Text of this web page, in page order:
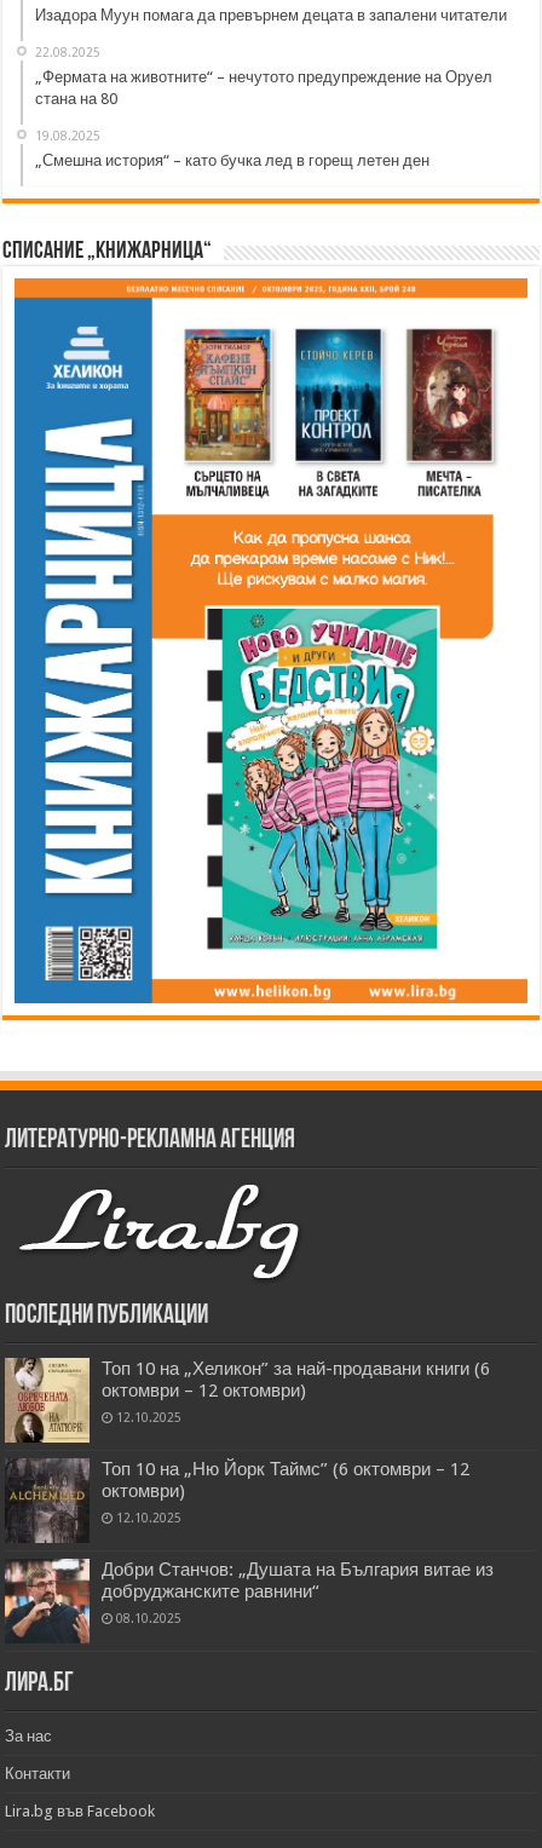
Изадора Муун помага да превърнем децата в запалени читатели
22.08.2025
„Фермата на животните“ – нечутото предупреждение на Оруел
стана на 80
19.08.2025
„Смешна история“ – като бучка лед в горещ летен ден
Списание „Книжарница“
Литературно-рекламна агенция
Последни публикации
Топ 10 на „Хеликон” за най-продавани книги (6
октомври – 12 октомври)
12.10.2025
Топ 10 на „Ню Йорк Таймс” (6 октомври – 12
октомври)
12.10.2025
Добри Станчов: „Душата на България витае из
добруджанските равнини“
08.10.2025
Лира.бг
За нас
Контакти
Lira.bg във Facebook